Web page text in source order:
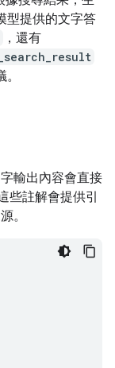
型提供的文字答
，還有
輸出內容會直接
些註解會提供引
。